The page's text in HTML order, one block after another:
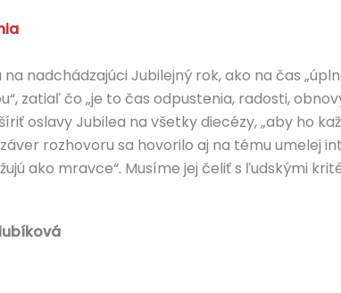
nadchádzajúci Jubilejný rok, ako na čas
zatiaľ čo „je to čas odpustenia, radosti,
oslavy Jubilea na všetky diecézy, „aby ho
rozhovoru sa hovorilo aj na tému umelej
ako mravce“. Musíme jej čeliť s ľudskými